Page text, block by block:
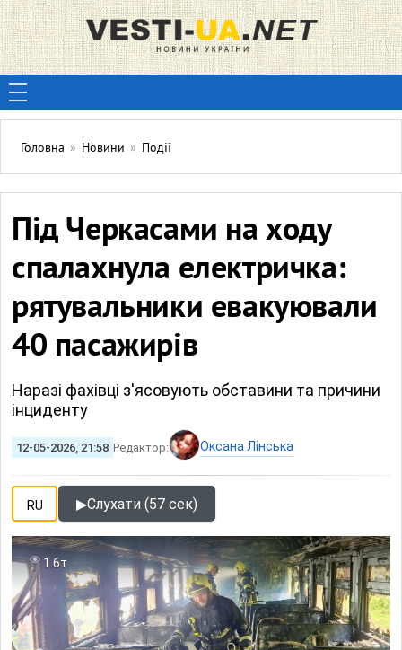
Головна » Новини » Події
Під Черкасами на ходу
спалахнула електричка:
рятувальники евакуювали
40 пасажирів
Наразі фахівці з'ясовують обставини та причини
інциденту
12-05-2026, 21:58 Редактор: Оксана Лінська
RU ▶Слухати (57 сек)
1.6т